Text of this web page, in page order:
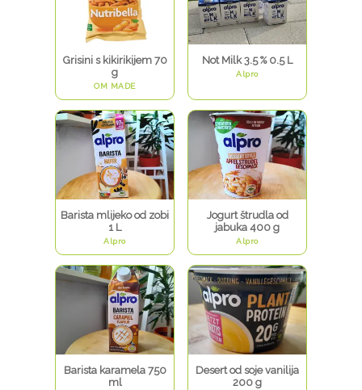
Grisini s kikirikijem 70
g
OM MADE
Not Milk 3.5 % 0.5 L
Alpro
Barista mlijeko od zobi
1 L
Alpro
Jogurt štrudla od
jabuka 400 g
Alpro
Barista karamela 750
ml
Desert od soje vanilija
200 g